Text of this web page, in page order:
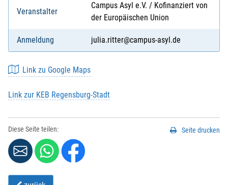
Veranstalter
Campus Asyl e.V. / Kofinanziert von
der Europäischen Union
Anmeldung julia.ritter@campus-asyl.de
Link zu Google Maps
Link zur KEB Regensburg-Stadt
Diese Seite teilen: Seite drucken